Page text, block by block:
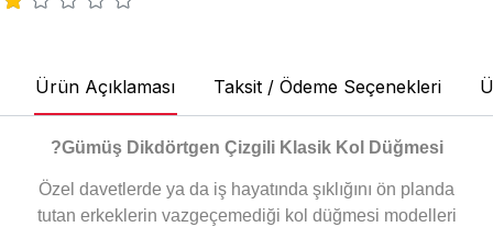
Ürün Açıklaması Taksit / Ödeme Seçenekleri
?Gümüş Dikdörtgen Çizgili Klasik Kol Düğmesi
Özel davetlerde ya da iş hayatında şıklığını ön planda
tutan erkeklerin vazgeçemediği kol düğmesi modelleri